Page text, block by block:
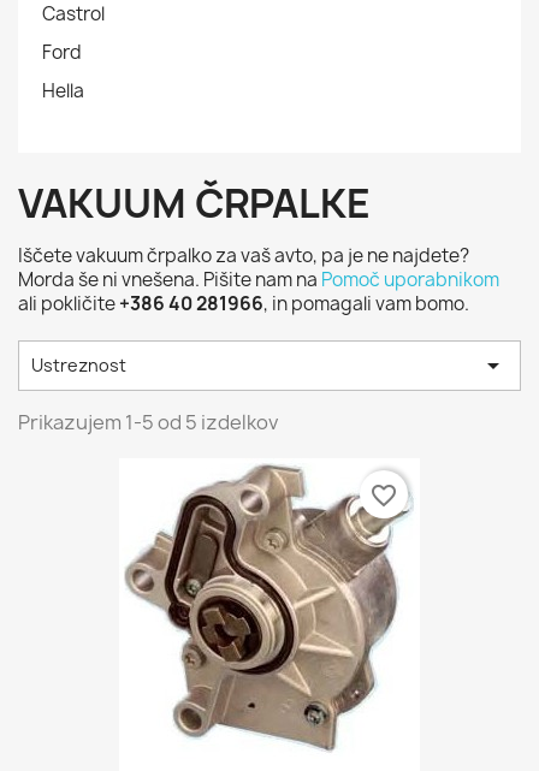
Castrol
Ford
Hella
VAKUUM ČRPALKE
Iščete vakuum črpalko za vaš avto, pa je ne najdete?
Morda še ni vnešena. Pišite nam na Pomoč uporabnikom
ali pokličite+386 40 281966, in pomagali vam bomo.
Ustreznost 
Prikazujem 1-5 od 5 izdelkov
favorite_border